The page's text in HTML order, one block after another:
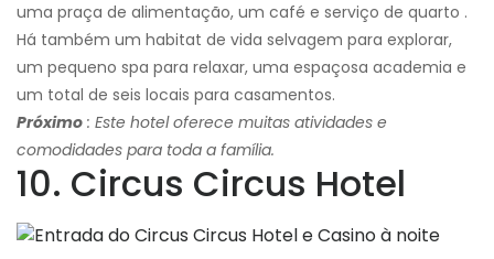
uma praça de alimentação, um café e serviço de quarto .
Há também um habitat de vida selvagem para explorar,
um pequeno spa para relaxar, uma espaçosa academia e
um total de seis locais para casamentos.
Próximo : Este hotel oferece muitas atividades e
comodidades para toda a família.
10. Circus Circus Hotel